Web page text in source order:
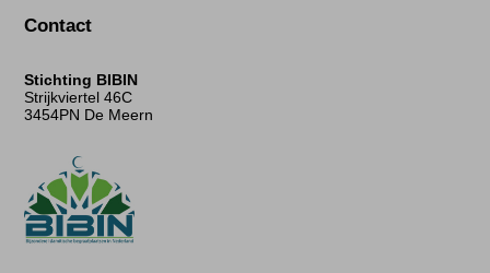
Contact
Stichting BIBIN
Strijkviertel 46C
3454PN De Meern